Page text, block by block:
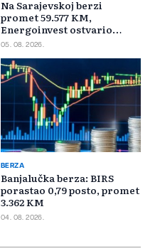
Na Sarajevskoj berzi
promet 59.577 KM,
Energoinvest ostvario
najveći promet
05. 08. 2026.
BERZA
Banjalučka berza: BIRS
porastao 0,79 posto, promet
3.362 KM
04. 08. 2026.